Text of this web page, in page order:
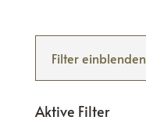
Filter einblenden
Aktive Filter